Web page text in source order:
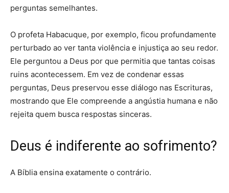
perguntas semelhantes.
O profeta Habacuque, por exemplo, ficou profundamente
perturbado ao ver tanta violência e injustiça ao seu redor.
Ele perguntou a Deus por que permitia que tantas coisas
ruins acontecessem. Em vez de condenar essas
perguntas, Deus preservou esse diálogo nas Escrituras,
mostrando que Ele compreende a angústia humana e não
rejeita quem busca respostas sinceras.
Deus é indiferente ao sofrimento?
A Bíblia ensina exatamente o contrário.